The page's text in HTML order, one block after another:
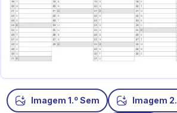
Imagem 1.o Sem Imagem 2.